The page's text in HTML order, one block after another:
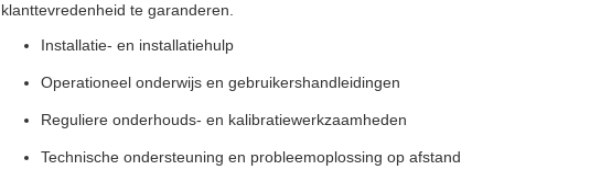
klanttevredenheid te garanderen.
Installatie- en installatiehulp
Operationeel onderwijs en gebruikershandleidingen
Reguliere onderhouds- en kalibratiewerkzaamheden
Technische ondersteuning en probleemoplossing op afstand